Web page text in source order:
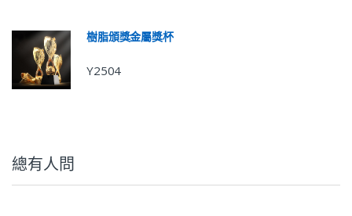
樹脂頒獎金屬獎杯
Y2504
總有人問